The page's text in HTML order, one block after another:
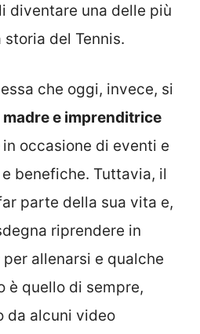
diventare una delle più
del Tennis.
che oggi, invece, si
madre e imprenditrice
occasione di eventi e
benefiche. Tuttavia, il
parte della sua vita e,
riprendere in
allenarsi e qualche
è quello di sempre,
da alcuni video